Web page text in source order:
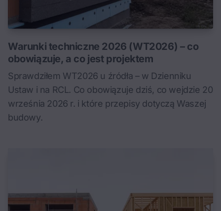
Warunki techniczne 2026 (WT2026) – co
obowiązuje, a co jest projektem
Sprawdziłem WT2026 u źródła – w Dzienniku
Ustaw i na RCL. Co obowiązuje dziś, co wejdzie 20
września 2026 r. i które przepisy dotyczą Waszej
budowy.